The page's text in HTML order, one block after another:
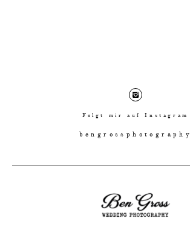
Folgt mir auf Instagram
bengrossphotography